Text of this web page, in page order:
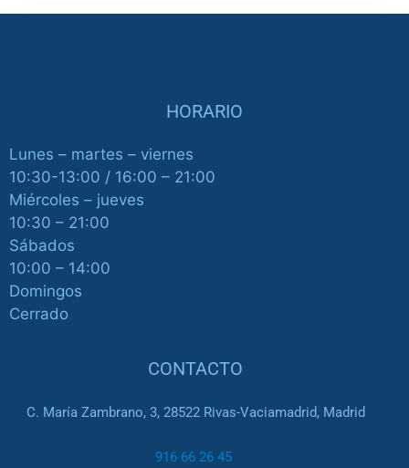
HORARIO
Lunes – martes – viernes
10:30-13:00 / 16:00 – 21:00
Miércoles – jueves
10:30 – 21:00
Sábados
10:00 – 14:00
Domingos
Cerrado
CONTACTO
C. María Zambrano, 3, 28522 Rivas-Vaciamadrid, Madrid
916 66 26 45